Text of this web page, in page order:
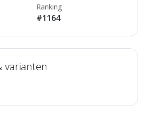
Ranking
#1164
varianten